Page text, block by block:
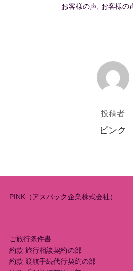
お客様の声, お客様の
投稿者
投稿者
ピンク
PINK（アスパック企業株式会社）
ご旅行条件書
約款 旅行相談契約の部
約款 渡航手続代行契約の部